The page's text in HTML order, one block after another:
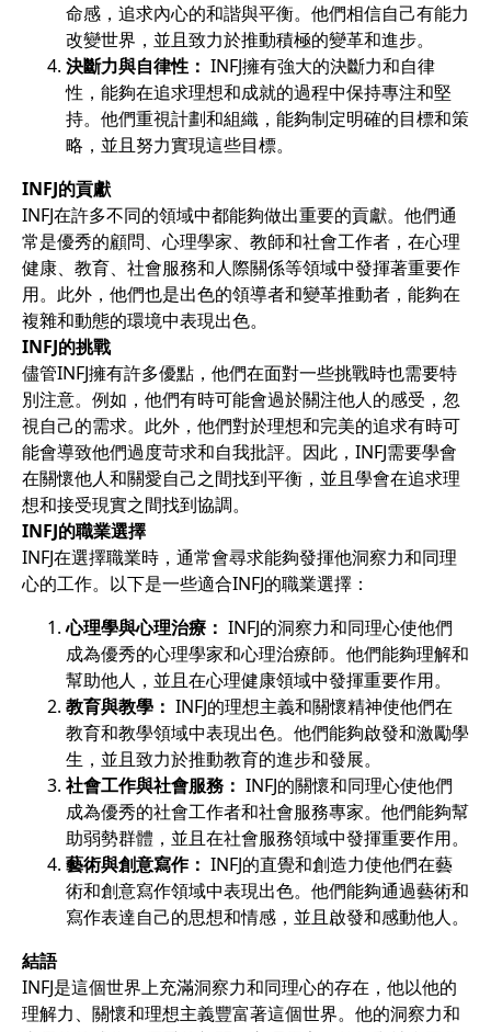
命感，追求內心的和諧與平衡。他們相信自己有能力
改變世界，並且致力於推動積極的變革和進步。
決斷力與自律性： INFJ擁有強大的決斷力和自律
性，能夠在追求理想和成就的過程中保持專注和堅
持。他們重視計劃和組織，能夠制定明確的目標和策
略，並且努力實現這些目標。
INFJ的貢獻
INFJ在許多不同的領域中都能夠做出重要的貢獻。他們通
常是優秀的顧問、心理學家、教師和社會工作者，在心理
健康、教育、社會服務和人際關係等領域中發揮著重要作
用。此外，他們也是出色的領導者和變革推動者，能夠在
複雜和動態的環境中表現出色。
INFJ的挑戰
儘管INFJ擁有許多優點，他們在面對一些挑戰時也需要特
別注意。例如，他們有時可能會過於關注他人的感受，忽
視自己的需求。此外，他們對於理想和完美的追求有時可
能會導致他們過度苛求和自我批評。因此，INFJ需要學會
在關懷他人和關愛自己之間找到平衡，並且學會在追求理
想和接受現實之間找到協調。
INFJ的職業選擇
INFJ在選擇職業時，通常會尋求能夠發揮他洞察力和同理
心的工作。以下是一些適合INFJ的職業選擇：
心理學與心理治療： INFJ的洞察力和同理心使他們
成為優秀的心理學家和心理治療師。他們能夠理解和
幫助他人，並且在心理健康領域中發揮重要作用。
教育與教學： INFJ的理想主義和關懷精神使他們在
教育和教學領域中表現出色。他們能夠啟發和激勵學
生，並且致力於推動教育的進步和發展。
社會工作與社會服務： INFJ的關懷和同理心使他們
成為優秀的社會工作者和社會服務專家。他們能夠幫
助弱勢群體，並且在社會服務領域中發揮重要作用。
藝術與創意寫作： INFJ的直覺和創造力使他們在藝
術和創意寫作領域中表現出色。他們能夠通過藝術和
寫作表達自己的思想和情感，並且啟發和感動他人。
結語
INFJ是這個世界上充滿洞察力和同理心的存在，他以他的
理解力、關懷和理想主義豐富著這個世界。他的洞察力和